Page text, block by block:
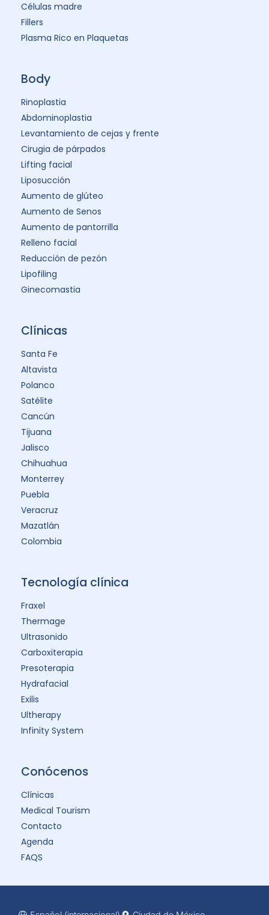
Células madre
Fillers
Plasma Rico en Plaquetas
Body
Rinoplastia
Abdominoplastia
Levantamiento de cejas y frente
Cirugia de párpados
Lifting facial
Liposucción
Aumento de glúteo
Aumento de Senos
Aumento de pantorrilla
Relleno facial
Reducción de pezón
Lipofiling
Ginecomastia
Clínicas
Santa Fe
Altavista
Polanco
Satélite
Cancún
Tijuana
Jalisco
Chihuahua
Monterrey
Puebla
Veracruz
Mazatlán
Colombia
Tecnología clínica
Fraxel
Thermage
Ultrasonido
Carboxiterapia
Presoterapia
Hydrafacial
Exilis
Ultherapy
Infinity System
Conócenos
Clínicas
Medical Tourism
Contacto
Agenda
FAQS